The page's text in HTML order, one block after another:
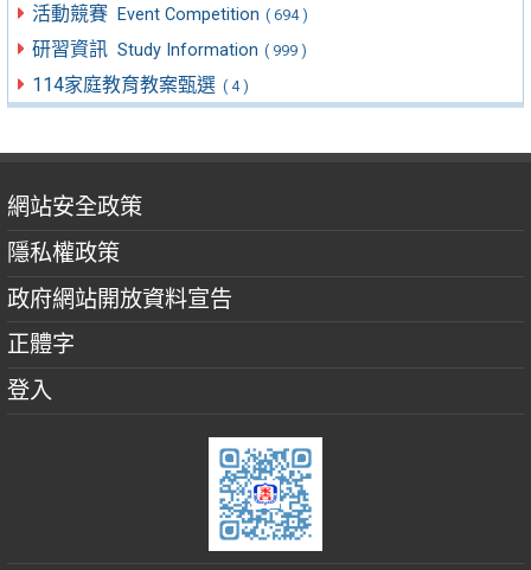
活動競賽 Event Competition ( 694 )
研習資訊 Study Information ( 999 )
114家庭教育教案甄選 ( 4 )
網站安全政策
隱私權政策
政府網站開放資料宣告
正體字
登入